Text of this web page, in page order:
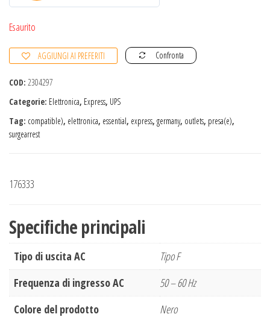
0
5
Esaurito
AGGIUNGI AI PREFERITI Confronta
COD: 2304297
Categorie: Elettronica, Express, UPS
Tag: compatible), elettronica, essential, express, germany, outlets, presa(e),
surgearrest
176333
Specifiche principali
Tipo di uscita AC
Tipo F
Frequenza di ingresso AC
50 – 60 Hz
Colore del prodotto
Nero